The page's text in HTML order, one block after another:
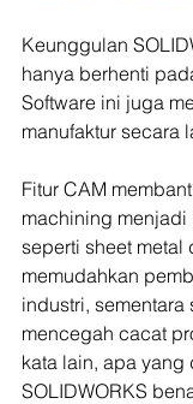
Keunggulan
hanya berhenti
Software ini juga
manufaktur secara
Fitur CAM
machining
seperti sheet metal
memudahkan
industri, sementara
mencegah cacat
kata lain, apa yang
SOLIDWORKS